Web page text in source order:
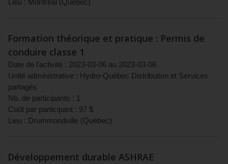
Lieu : Montréal (Québec)
Formation théorique et pratique : Permis de
conduire classe 1
Date de l'activité : 2023-03-06 au 2023-03-08
Unité administrative : Hydro-Québec Distribution et Services
partagés
Nb. de participants : 1
Coût par participant : 97 $
Lieu : Drummondville (Québec)
Développement durable ASHRAE